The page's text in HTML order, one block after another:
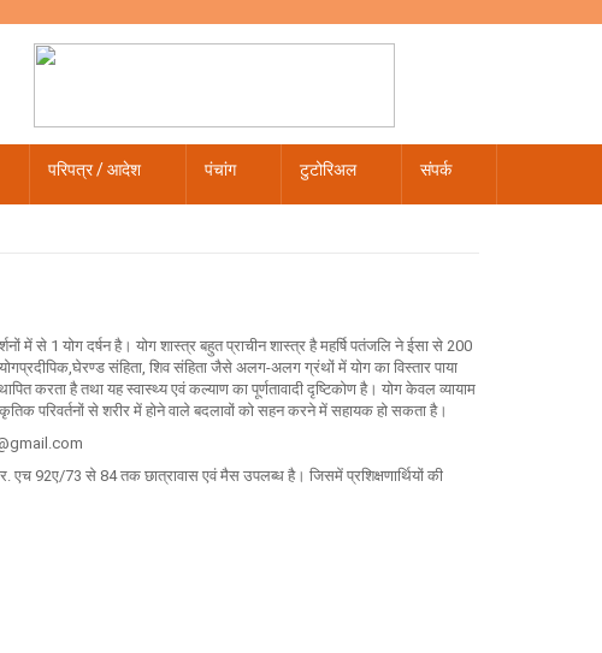
परिपत्र / आदेश पंचांग टुटोरिअल संपर्क
में से 1 योग दर्षन है। योग शास्त्र बहुत प्राचीन शास्त्र है महर्षि पतंजलि ने ईसा से 200
संहिता, शिव संहिता जैसे अलग-अलग ग्रंथों में योग का विस्तार पाया
करता है तथा यह स्वास्थ्य एवं कल्याण का पूर्णतावादी दृष्टिकोण है। योग केवल व्यायाम
परिवर्तनों से शरीर में होने वाले बदलावों को सहन करने में सहायक हो सकता है।
एच 92ए/73 से 84 तक छात्रावास एवं मैस उपलब्ध है। जिसमें प्रशिक्षणार्थियों की